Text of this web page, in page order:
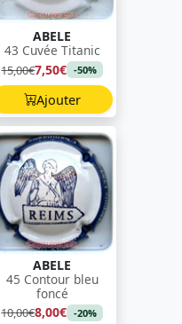
ABELE
43 Cuvée Titanic
15,00€7,50€ -50%
Ajouter
ABELE
45 Contour bleu
foncé
10,00€8,00€ -20%